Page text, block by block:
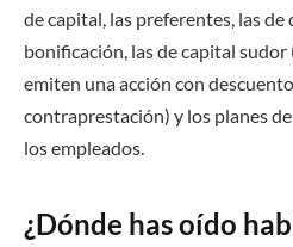
de capital, las preferentes, las de
bonificación, las de capital sudor
emiten una acción con
contraprestación) y los planes
los empleados.
¿Dónde has oído